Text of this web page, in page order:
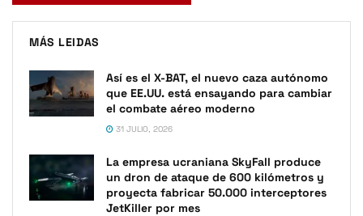
MÁS LEIDAS
Así es el X-BAT, el nuevo caza autónomo
que EE.UU. está ensayando para cambiar
el combate aéreo moderno
31 JULIO, 2026
La empresa ucraniana SkyFall produce
un dron de ataque de 600 kilómetros y
proyecta fabricar 50.000 interceptores
JetKiller por mes